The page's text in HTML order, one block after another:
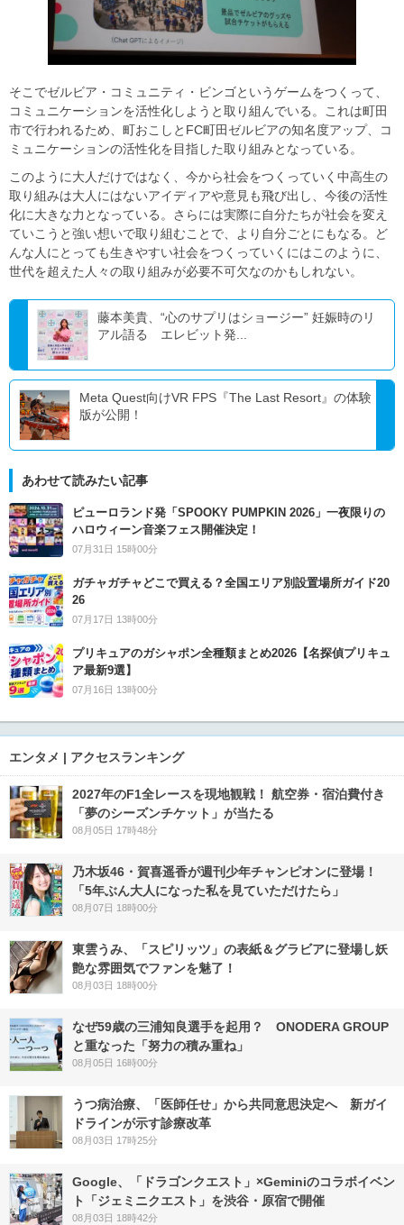
そこでゼルビア・コミュニティ・ビンゴというゲームをつくって、
コミュニケーションを活性化しようと取り組んでいる。これは町田
市で行われるため、町おこしとFC町田ゼルビアの知名度アップ、コ
ミュニケーションの活性化を目指した取り組みとなっている。
このように大人だけではなく、今から社会をつくっていく中高生の
取り組みは大人にはないアイディアや意見も飛び出し、今後の活性
化に大きな力となっている。さらには実際に自分たちが社会を変え
ていこうと強い想いで取り組むことで、より自分ごとにもなる。ど
んな人にとっても生きやすい社会をつくっていくにはこのように、
世代を超えた人々の取り組みが必要不可欠なのかもしれない。
藤本美貴、“心のサプリはショージー” 妊娠時のリ
アル語る エレビット発...
Meta Quest向けVR FPS『The Last Resort』の体験
版が公開！
あわせて読みたい記事
ピューロランド発「SPOOKY PUMPKIN 2026」一夜限りの
ハロウィーン音楽フェス開催決定！
07月31日 15時00分
ガチャガチャどこで買える？全国エリア別設置場所ガイド20
26
07月17日 13時00分
プリキュアのガシャポン全種類まとめ2026【名探偵プリキュ
ア最新9選】
07月16日 13時00分
エンタメ | アクセスランキング
2027年のF1全レースを現地観戦！ 航空券・宿泊費付き
「夢のシーズンチケット」が当たる
08月05日 17時48分
乃木坂46・賀喜遥香が週刊少年チャンピオンに登場！
「5年ぶん大人になった私を見ていただけたら」
08月07日 18時00分
東雲うみ、「スピリッツ」の表紙＆グラビアに登場し妖
艶な雰囲気でファンを魅了！
08月03日 18時00分
なぜ59歳の三浦知良選手を起用？ ONODERA GROUP
と重なった「努力の積み重ね」
08月05日 16時00分
うつ病治療、「医師任せ」から共同意思決定へ 新ガイ
ドラインが示す診療改革
08月03日 17時25分
Google、「ドラゴンクエスト」×Geminiのコラボイベン
ト「ジェミニクエスト」を渋谷・原宿で開催
08月03日 18時42分